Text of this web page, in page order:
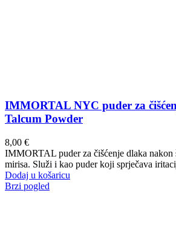
IMMORTAL NYC puder za
Talcum Powder
8,00 €
IMMORTAL puder za čišćenje dlaka nakon
mirisa. Služi i kao puder koji sprječava
Dodaj u košaricu
Brzi pogled